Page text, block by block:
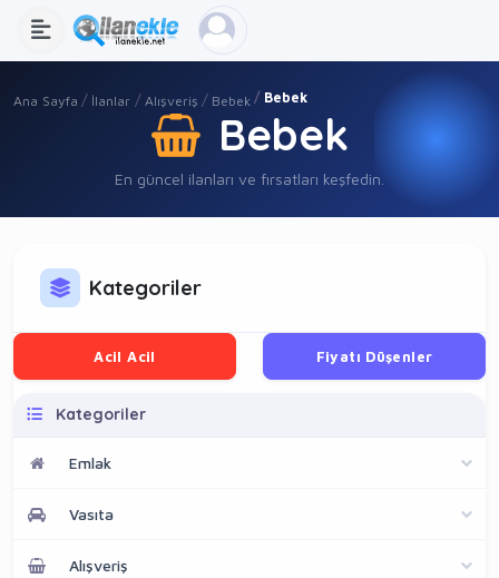
Ana Sayfa İlanlar Alışveriş Bebek Bebek
Bebek
En güncel ilanları ve fırsatları keşfedin.
Kategoriler
Acil Acil Fiyatı Düşenler
Kategoriler
Emlak
Vasıta
Alışveriş